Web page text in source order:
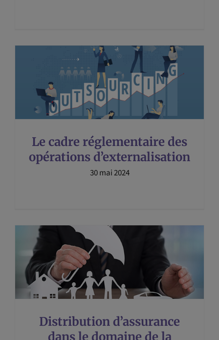
Le cadre réglementaire des
opérations d’externalisation
30 mai 2024
Distribution d’assurance